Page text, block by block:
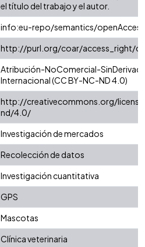
el título del trabajo y el autor.
info:eu-repo/semantics/openAccess
http://purl.org/coar/access_right/
Atribución-NoComercial-
Internacional (CC BY-NC-ND 4.0)
http://creativecommons.org/
nd/4.0/
Investigación de mercados
Recolección de datos
Investigación cuantitativa
GPS
Mascotas
Clínica veterinaria